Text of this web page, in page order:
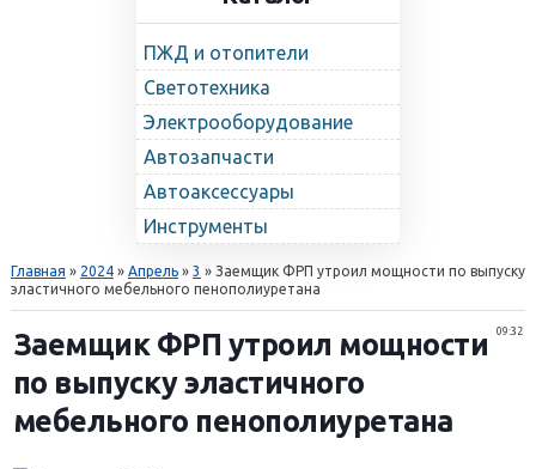
ПЖД и отопители
Светотехника
Электрооборудование
Автозапчасти
Автоаксессуары
Инструменты
Главная » 2024 » Апрель » 3 » Заемщик ФРП утроил мощности по выпуску
эластичного мебельного пенополиуретана
09:32
Заемщик ФРП утроил мощности
по выпуску эластичного
мебельного пенополиуретана